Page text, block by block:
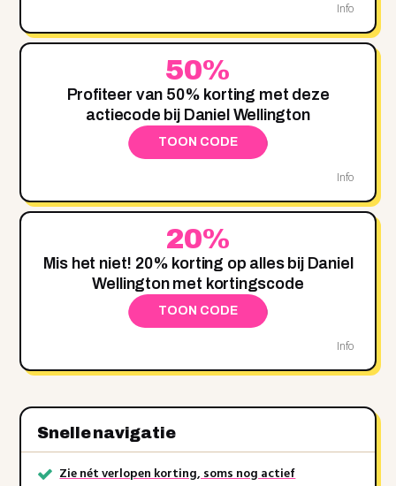
Info
50%
Profiteer van 50% korting met deze
actiecode bij Daniel Wellington
TOON CODE
Info
20%
Mis het niet! 20% korting op alles bij Daniel
Wellington met kortingscode
TOON CODE
Info
Snelle navigatie
Zie nét verlopen korting, soms nog actief